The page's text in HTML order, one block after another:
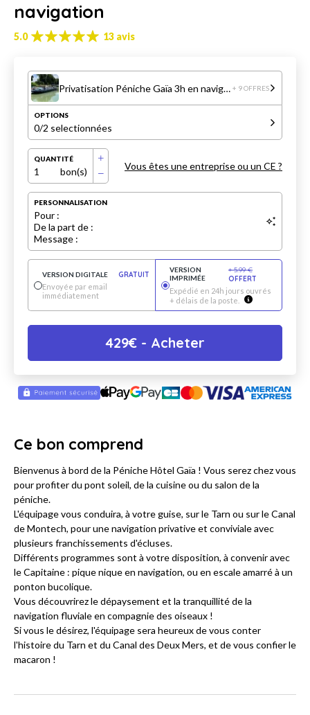
navigation
5.0 13 avis
Privatisation Péniche Gaïa 3h en navigation + 9 OFFRES
OPTIONS
0/2 selectionnées
QUANTITÉ
1 bon(s) Vous êtes une entreprise ou un CE ?
PERSONNALISATION
Pour :
De la part de :
Message :
VERSION DIGITALE
GRATUIT
Envoyée par email
immédiatement
VERSION
IMPRIMÉE
+5.99 €
OFFERT
Expédié en 24h jours ouvrés
+ délais de la poste.
429€ - Acheter
Ce bon comprend
Bienvenus à bord de la Péniche Hôtel Gaïa ! Vous serez chez vous
pour profiter du pont soleil, de la cuisine ou du salon de la
péniche.
L'équipage vous conduira, à votre guise, sur le Tarn ou sur le Canal
de Montech, pour une navigation privative et conviviale avec
plusieurs franchissements d'écluses.
Différents programmes sont à votre disposition, à convenir avec
le Capitaine : pique nique en navigation, ou en escale amarré à un
ponton bucolique.
Vous découvrirez le dépaysement et la tranquillité de la
navigation fluviale en compagnie des oiseaux !
Si vous le désirez, l'équipage sera heureux de vous conter
l'histoire du Tarn et du Canal des Deux Mers, et de vous confier le
macaron !